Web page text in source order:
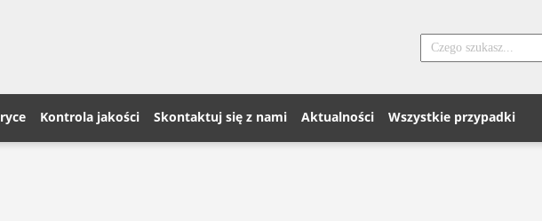
Kontrola jakości Skontaktuj się z nami Aktualności Wszystkie przypadki